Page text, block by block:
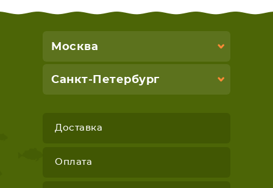
Москва
Санкт-Петербург
Доставка
Оплата